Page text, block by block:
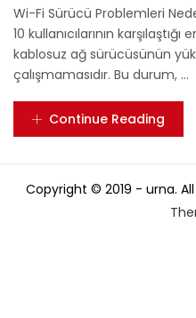
Wi-Fi Sürücü Problemleri
10 kullanıcılarının
kablosuz ağ sürücüsünün
çalışmamasıdır. Bu durum, ...
Continue Reading
Copyright © 2019 - urna.